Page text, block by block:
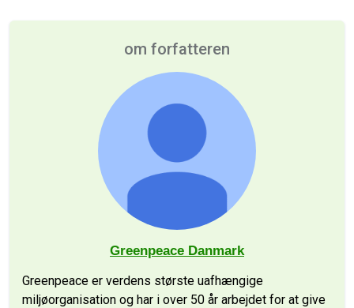
om forfatteren
Greenpeace Danmark
Greenpeace er verdens største uafhængige
miljøorganisation og har i over 50 år arbejdet for at give